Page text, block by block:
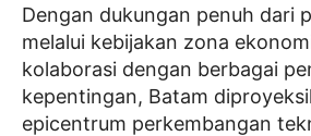
Dengan dukungan penuh dari
melalui kebijakan zona
kolaborasi dengan berbagai
kepentingan, Batam
epicentrum perkembangan